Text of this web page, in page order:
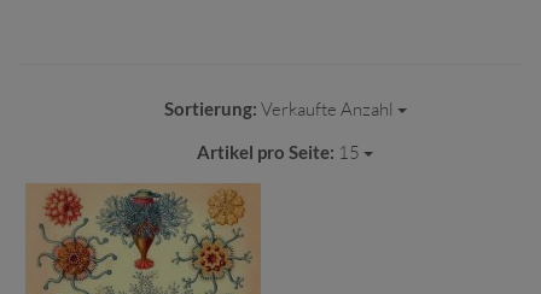
Sortierung: Verkaufte Anzahl
Artikel pro Seite: 15